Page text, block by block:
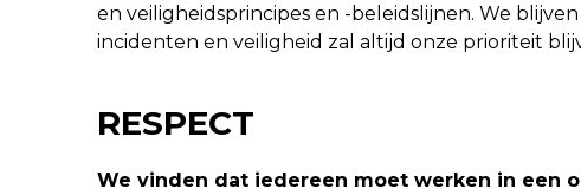
en veiligheidsprincipes en -beleidslijnen. We
incidenten en veiligheid zal altijd onze prioriteit
RESPECT
We vinden dat iedereen moet werken in een